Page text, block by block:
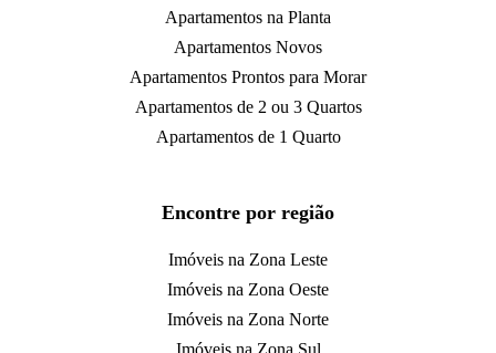
Apartamentos na Planta
Apartamentos Novos
Apartamentos Prontos para Morar
Apartamentos de 2 ou 3 Quartos
Apartamentos de 1 Quarto
Encontre por região
Imóveis na Zona Leste
Imóveis na Zona Oeste
Imóveis na Zona Norte